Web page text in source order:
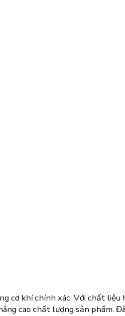
cơ khí chính xác. Với chất liệu
cao chất lượng sản phẩm.